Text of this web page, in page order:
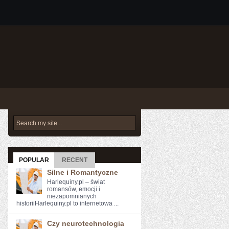
POPULAR RECENT
Silne i Romantyczne
Harlequiny.pl – świat
romansów, emocji i
niezapomnianych
historiiHarlequiny.pl to internetowa ...
Czy neurotechnologia